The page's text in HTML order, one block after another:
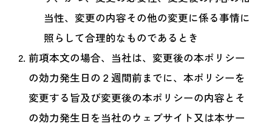
当性、変更の内容その他の変更に係る事情に
照らして合理的なものであるとき
前項本文の場合、当社は、変更後の本ポリシー
の効力発生日の２週間前までに、本ポリシーを
変更する旨及び変更後の本ポリシーの内容とそ
の効力発生日を当社のウェブサイト又は本サー